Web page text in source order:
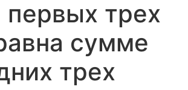
трех
сумме
трех